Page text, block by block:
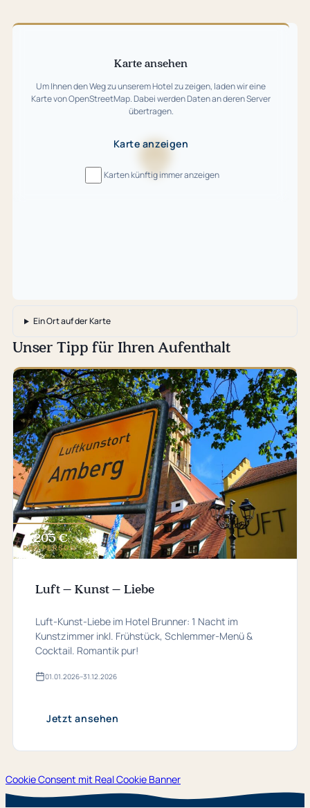
Karte
Karte ansehen
Um Ihnen den Weg zu unserem Hotel zu zeigen, laden wir eine
Karte von OpenStreetMap. Dabei werden Daten an deren Server
übertragen.
Karte anzeigen
Karten künftig immer anzeigen
wird
Ein Ort auf der Karte
Unser Tipp für Ihren Aufenthalt
ab 205 €
PRO PERSON
Luft – Kunst – Liebe
Luft-Kunst-Liebe im Hotel Brunner: 1 Nacht im
Kunstzimmer inkl. Frühstück, Schlemmer-Menü &
Cocktail. Romantik pur!
01.​01.​2026–31.​12.​2026
Gültig
2026Jetzt ansehen
Cookie Consent mit Real Cookie Banner